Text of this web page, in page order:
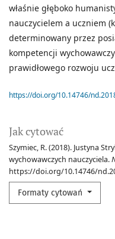
Jak cytować
Szymiec, R. (2018). Justyna
wychowawczych nauczyciela.
https://doi.org/10.14746/
Formaty cytowań
właśnie głęboko
nauczycielem a uczniem
determinowany przez
kompetencji
prawidłowego rozwoju
https://doi.org/10.14746/